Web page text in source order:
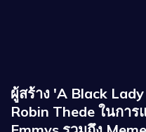
ผู้สร้าง 'A Black
Robin Thede ในกา